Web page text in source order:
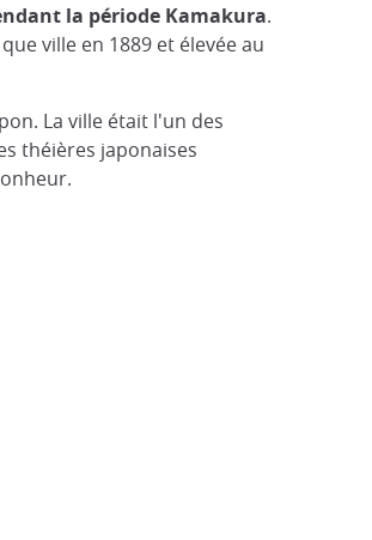
la période Kamakura.
ville en 1889 et élevée au
La ville était l'un des
théières japonaises